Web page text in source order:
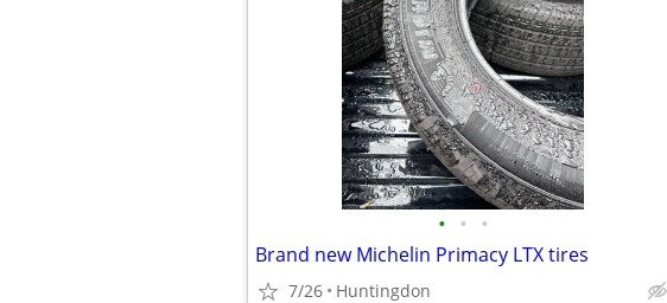
• • •
Brand new Michelin Primacy LTX tires
7/26 Huntingdon